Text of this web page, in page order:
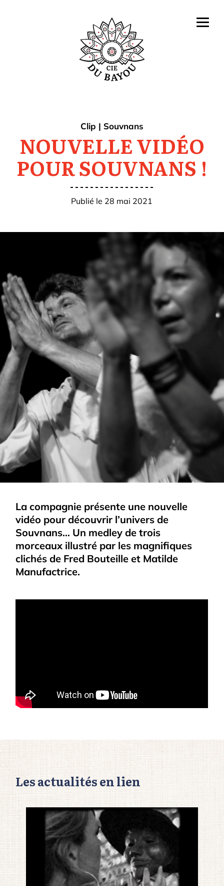
Clip | Souvnans
NOUVELLE VIDÉO
POUR SOUVNANS !
Publié le 28 mai 2021
La compagnie présente une nouvelle
vidéo pour découvrir l’univers de
Souvnans… Un medley de trois
morceaux illustré par les magnifiques
clichés de Fred Bouteille et Matilde
Manufactrice.
Les actualités en lien